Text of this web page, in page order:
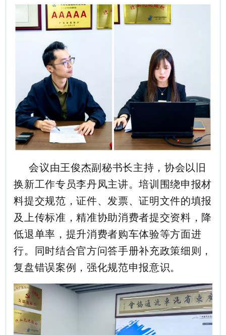
会议由王俊杰副秘书长主持，协会以旧
换新工作专员李丹凤主讲。培训围绕申报材
料提交规范，证件、发票、证明文件的填报
及上传标准，精准协助消费者提交资料，降
低退单率，提升消费者购车体验等方面进
行。同时结合官方问答手册补充政策细则，
复盘错误案例，强化规范申报意识。